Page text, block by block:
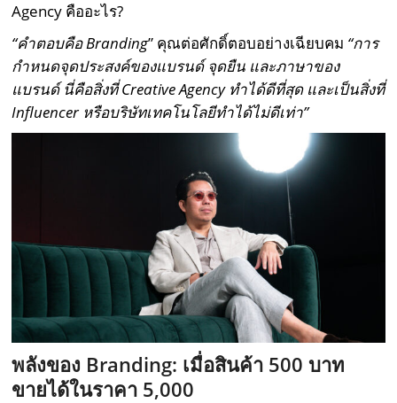
Agency คืออะไร?
“คำตอบคือ Branding” คุณต่อศักดิ์ตอบอย่างเฉียบคม “การ
กำหนดจุดประสงค์ของแบรนด์ จุดยืน และภาษาของ
แบรนด์ นี่คือสิ่งที่Creative Agency ทำได้ดีที่สุด และเป็นสิ่งที่
Influencer หรือบริษัทเทคโนโลยีทำได้ไม่ดีเท่า”
พลังของ Branding: เมื่อสินค้า 500 บาท
ขายได้ในราคา 5,000